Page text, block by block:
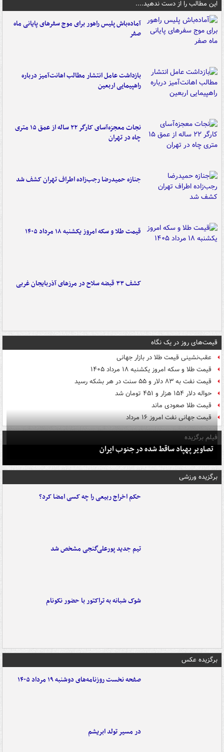
این مطالب را از دست ندهید....
آماده‌باش پلیس راهور برای موج سفرهای پایانی ماه
صفر
بازداشت عامل انتشار مطالب اهانت‌آمیز درباره
راهپیمایی اربعین
نجات معجزه‌آسای کارگر ۲۲ ساله از عمق ۱۵ متری
چاه در تهران
جنازه حمیدرضا رجب‌زاده اطراف تهران کشف شد
قیمت طلا و سکه امروز یکشنبه ۱۸ مرداد ۱۴۰۵
کشف ۳۳ قبضه سلاح در مرزهای آذربایجان غربی
قیمت‌های روز در یک نگاه
عقب‌نشینی قیمت طلا در بازار جهانی
قیمت طلا و سکه امروز یکشنبه ۱۸ مرداد ۱۴۰۵
قیمت نفت به ۸۳ دلار و ۵۵ سنت در هر بشکه رسید
حواله دلار ۱۵۴ هزار و ۴۵۱ تومان شد
قیمت طلا صعودی ماند
قیمت جهانی نفت امروز ۱۶ مرداد
فیلم برگزیده
تصاویر پهپاد ساقط شده در جنوب ایران
برگزیده ورزشی
حکم اخراج ربیعی را چه کسی امضا کرد؟
تیم جدید پورعلی‌گنجی مشخص شد
شوک شبانه به تراکتور با حضور نکونام
برگزیده عکس
صفحه نخست روزنامه‌های دوشنبه ۱۹ مرداد ۱۴۰۵
در مسیر تولد ابریشم